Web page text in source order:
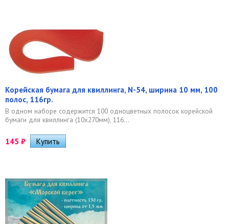
Корейская бумага для квиллинга, N-54, ширина 10 мм, 100
полос, 116гр.
В одном наборе содержится 100 одноцветных полосок корейской
бумаги для квиллинга (10х270мм), 116...
145 ₽